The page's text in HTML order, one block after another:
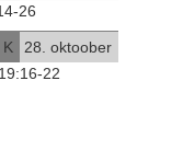
26
K
28. oktoober
22